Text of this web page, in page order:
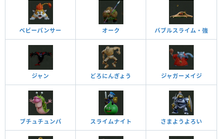
ベビーパンサー オーク バブルスライム・強
ジャン どろにんぎょう ジャガーメイジ
ブチュチュンパ スライムナイト さまようよろい